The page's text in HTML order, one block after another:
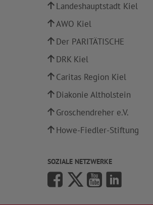
Landeshauptstadt Kiel
AWO Kiel
Der PARITÄTISCHE
DRK Kiel
Caritas Region Kiel
Diakonie Altholstein
Groschendreher e.V.
Howe-Fiedler-Stiftung
SOZIALE NETZWERKE